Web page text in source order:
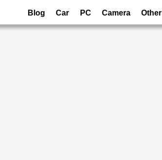
Blog Car PC Camera Other